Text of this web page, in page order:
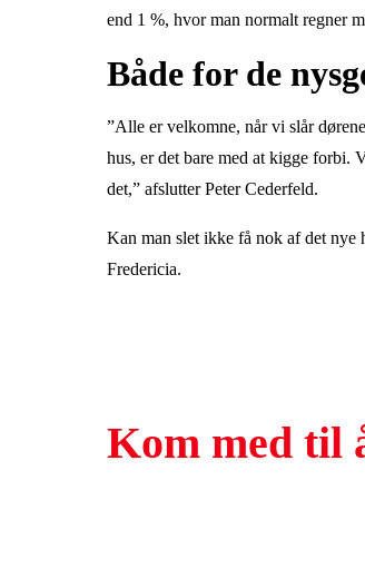
end 1 %, hvor man normalt regner
Både for de
”Alle er velkomne, når vi slår
hus, er det bare med at kigge forbi.
det,” afslutter Peter Cederfeld.
Kan man slet ikke få nok af det nye
Fredericia.
Kom med til